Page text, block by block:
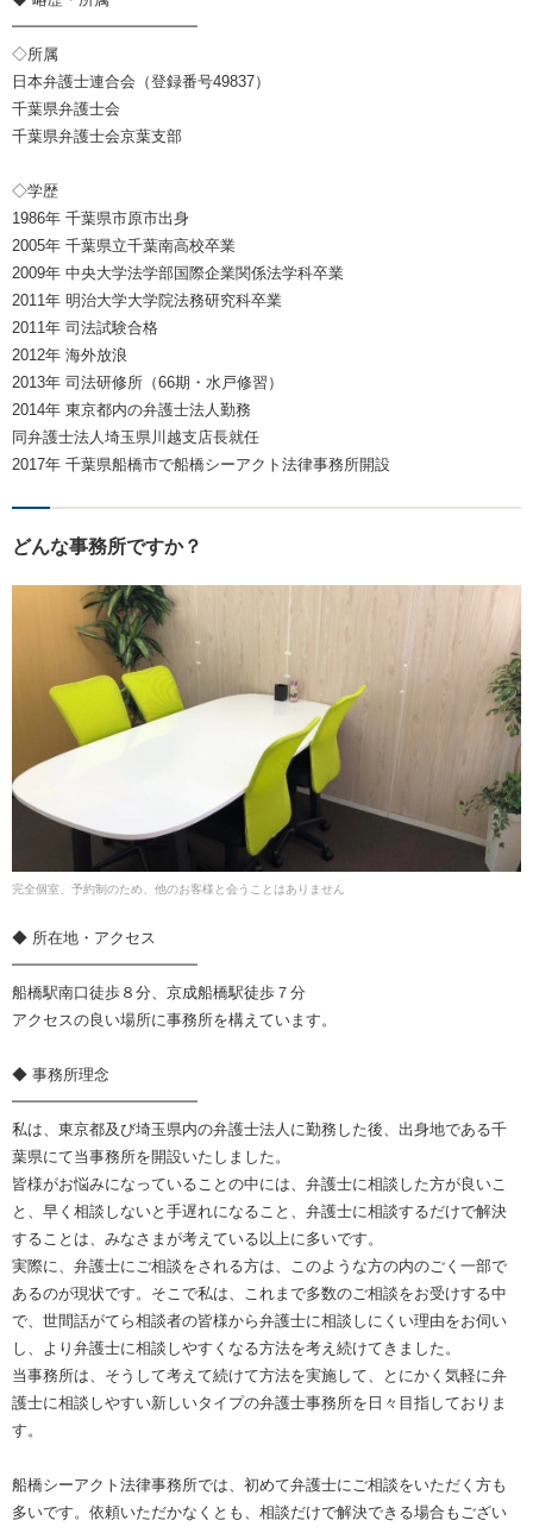
━━━━━━━━━━━━
◇所属
日本弁護士連合会（登録番号49837）
千葉県弁護士会
千葉県弁護士会京葉支部
◇学歴
1986年 千葉県市原市出身
2005年 千葉県立千葉南高校卒業
2009年 中央大学法学部国際企業関係法学科卒業
2011年 明治大学大学院法務研究科卒業
2011年 司法試験合格
2012年 海外放浪
2013年 司法研修所（66期・水戸修習）
2014年 東京都内の弁護士法人勤務
同弁護士法人埼玉県川越支店長就任
2017年 千葉県船橋市で船橋シーアクト法律事務所開設
どんな事務所ですか？
完全個室、予約制のため、他のお客様と会うことはありません
◆ 所在地・アクセス
━━━━━━━━━━━━
船橋駅南口徒歩８分、京成船橋駅徒歩７分
アクセスの良い場所に事務所を構えています。
◆ 事務所理念
━━━━━━━━━━━━
私は、東京都及び埼玉県内の弁護士法人に勤務した後、出身地である千
葉県にて当事務所を開設いたしました。
皆様がお悩みになっていることの中には、弁護士に相談した方が良いこ
と、早く相談しないと手遅れになること、弁護士に相談するだけで解決
することは、みなさまが考えている以上に多いです。
実際に、弁護士にご相談をされる方は、このような方の内のごく一部で
あるのが現状です。そこで私は、これまで多数のご相談をお受けする中
で、世間話がてら相談者の皆様から弁護士に相談しにくい理由をお伺い
し、より弁護士に相談しやすくなる方法を考え続けてきました。
当事務所は、そうして考えて続けて方法を実施して、とにかく気軽に弁
護士に相談しやすい新しいタイプの弁護士事務所を日々目指しておりま
す。
船橋シーアクト法律事務所では、初めて弁護士にご相談をいただく方も
多いです。依頼いただかなくとも、相談だけで解決できる場合もござい